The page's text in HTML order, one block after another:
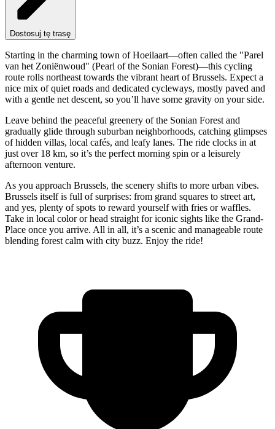
Dostosuj tę trasę
Starting in the charming town of Hoeilaart—often called the "Parel
van het Zoniënwoud" (Pearl of the Sonian Forest)—this cycling
route rolls northeast towards the vibrant heart of Brussels. Expect a
nice mix of quiet roads and dedicated cycleways, mostly paved and
with a gentle net descent, so you’ll have some gravity on your side.
Leave behind the peaceful greenery of the Sonian Forest and
gradually glide through suburban neighborhoods, catching glimpses
of hidden villas, local cafés, and leafy lanes. The ride clocks in at
just over 18 km, so it’s the perfect morning spin or a leisurely
afternoon venture.
As you approach Brussels, the scenery shifts to more urban vibes.
Brussels itself is full of surprises: from grand squares to street art,
and yes, plenty of spots to reward yourself with fries or waffles.
Take in local color or head straight for iconic sights like the Grand-
Place once you arrive. All in all, it’s a scenic and manageable route
blending forest calm with city buzz. Enjoy the ride!